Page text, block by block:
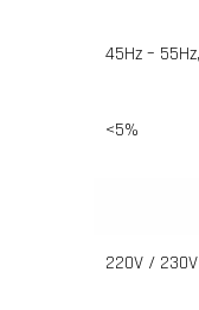
45Hz –
<5%
220V /